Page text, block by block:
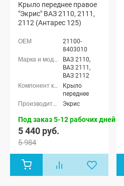
Крыло переднее правое
"Экрис" ВАЗ 2110, 2111,
2112 (Антарес 125)
21100-
8403010
ВАЗ 2110,
ВАЗ 2111,
ВАЗ 2112
Крыло
переднее
Экрис
Под заказ 5-12 рабочих дней
5 440 руб.
5 984